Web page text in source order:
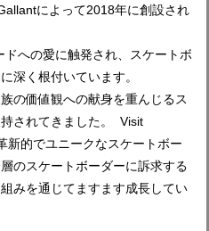
によって2018年に創設され
への愛に触発され、スケートボ
深く根付いています。
の価値観への献身を重んじるス
されてきました。 Visit
新的でユニークなスケートボー
のスケートボーダーに訴求する
みを通じてますます成長してい